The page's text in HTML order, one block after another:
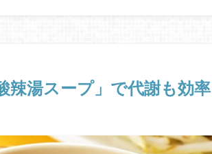
湯スープ」で代謝も効